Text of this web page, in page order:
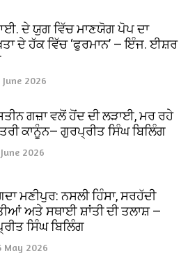
ਦੇ ਯੁਗ ਵਿੱਚ ਮਾਣਯੋਗ ਪੋਪ ਦਾ
ਦੇ ਹੱਕ ਵਿੱਚ ‘ਫੁਰਮਾਨ’ — ਇੰਜ. ਈਸ਼ਰ
June 2026
ਗਜ਼ਾ ਵਲੋਂ ਹੋਂਦ ਦੀ ਲੜਾਈ, ਮਰ ਰਹੇ
ਕਾਨੂੰਨ— ਗੁਰਪ੍ਰੀਤ ਸਿੰਘ ਬਿਲਿੰਗ
2026
ਮਣੀਪੁਰ: ਨਸਲੀ ਹਿੰਸਾ, ਸਰਹੱਦੀ
ਅਤੇ ਸਥਾਈ ਸ਼ਾਂਤੀ ਦੀ ਤਲਾਸ਼ —
ਸਿੰਘ ਬਿਲਿੰਗ
May 2026